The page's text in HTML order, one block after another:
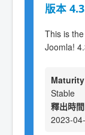
版本
This is
Joomla!
Maturity
Stable
釋出時間
2023-